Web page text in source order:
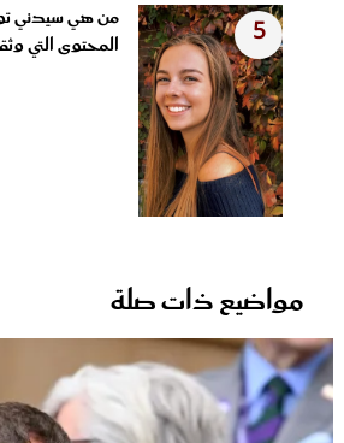
5
من هي سيدني
المحتوى التي
مواضيع ذات صلة